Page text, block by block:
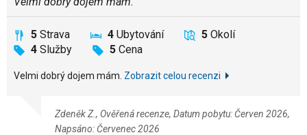
5 Strava 4 Ubytování 5 Okolí
4 Služby 5 Cena
Velmi dobrý dojem mám. Zobrazit celou recenzi
Zdeněk Z., Ověřená recenze, Datum pobytu: Červen 2026,
Napsáno: Červenec 2026